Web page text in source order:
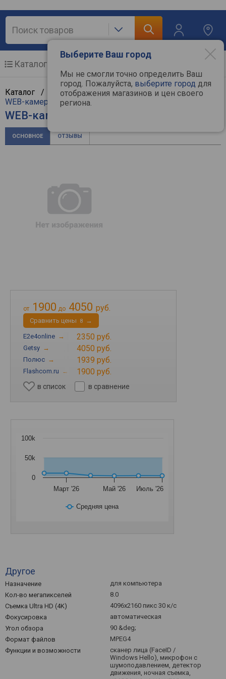
Выберите Ваш город
Мы не смогли точно определить Ваш
город. Пожалуйста, выберите город для
отображения магазинов и цен своего
региона.
Каталог
Каталог / Компьютерная техника/ Мультимедиа
WEB-камеры
/Logitech
WEB-камера Logitech Brio
ОСНОВНОЕ ОТЗЫВЫ
от 1900 до 4050 руб.
Cравнить цены 8 →
E2e4online → 2350 руб.
Getsy → 4050 руб.
Полюс → 1939 руб.
Flashcom.ru → 1900 руб.
в список в сравнение
Средняя цена
Март '26 Май '26 Июль '26
0
50k
100k
Другое
Назначение
для компьютера
Кол-во мегапикселей
8.0
Съемка Ultra HD (4K)
4096x2160 пикс 30 к/с
Фокусировка
автоматическая
Угол обзора
90 &deg;
Формат файлов
MPEG4
Функции и возможности
сканер лица (FaceID /
Windows Hello), микрофон с
шумоподавлением, детектор
движения, ночная съемка,